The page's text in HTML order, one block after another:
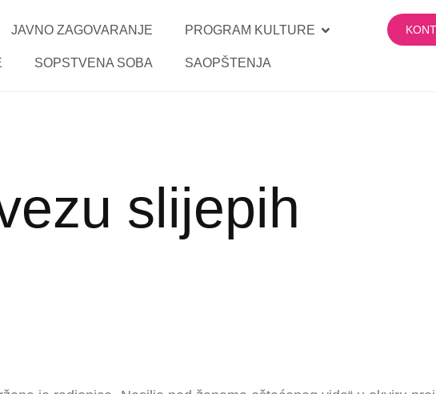
JAVNO ZAGOVARANJE PROGRAM KULTURE
SOPSTVENA SOBA SAOPŠTENJA
slijepih